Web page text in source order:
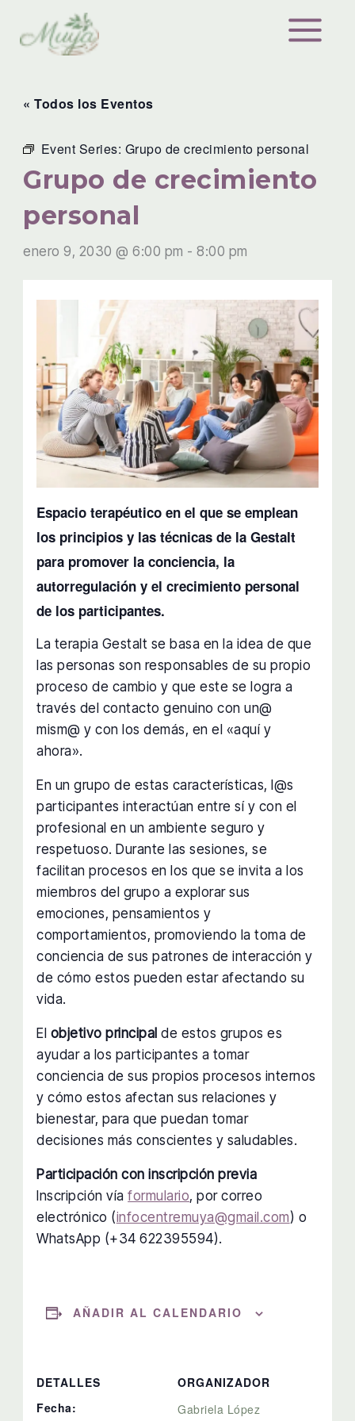
contenido
« Todos los Eventos
Event Series: Grupo de crecimiento personal
Grupo de crecimiento
personal
enero 9, 2030 @ 6:00 pm -8:00 pm
Espacio terapéutico en el que se emplean
los principios y las técnicas de la Gestalt
para promover la conciencia, la
autorregulación y el crecimiento personal
de los participantes.
La terapia Gestalt se basa en la idea de que
las personas son responsables de su propio
proceso de cambio y que este se logra a
través del contacto genuino con un@
mism@ y con los demás, en el «aquí y
ahora».
En un grupo de estas características, l@s
participantes interactúan entre sí y con el
profesional en un ambiente seguro y
respetuoso. Durante las sesiones, se
facilitan procesos en los que se invita a los
miembros del grupo a explorar sus
emociones, pensamientos y
comportamientos, promoviendo la toma de
conciencia de sus patrones de interacción y
de cómo estos pueden estar afectando su
vida.
El objetivo principal de estos grupos es
ayudar a los participantes a tomar
conciencia de sus propios procesos internos
y cómo estos afectan sus relaciones y
bienestar, para que puedan tomar
decisiones más conscientes y saludables.
Participación con inscripción previa
Inscripción víaformulario, por correo
electrónico (infocentremuya@gmail.com) o
WhatsApp (+34 622395594).
AÑADIR AL CALENDARIO
DETALLES
Fecha:
ORGANIZADOR
Gabriela López